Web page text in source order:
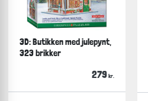
3D: Butikken med julepynt,
323 brikker
279 kr.